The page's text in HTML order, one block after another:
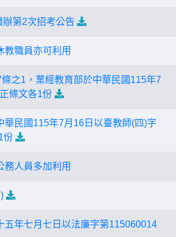
第2次招考公告
教職員亦可利用
之1，業經教育部於中華民國115年7
條文各1份
華民國115年7月16日以臺教師(四)字
份
務人員多加利用
五年七月七日以法廉字第115060014